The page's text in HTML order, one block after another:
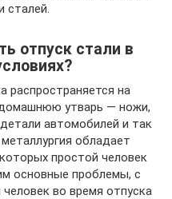
сталей.
отпуск стали в
распространяется на
утварь — ножи,
автомобилей и так
обладает
простой человек
основные проблемы, с
во время отпуска